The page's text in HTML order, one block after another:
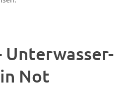
Unterwasser-
Not